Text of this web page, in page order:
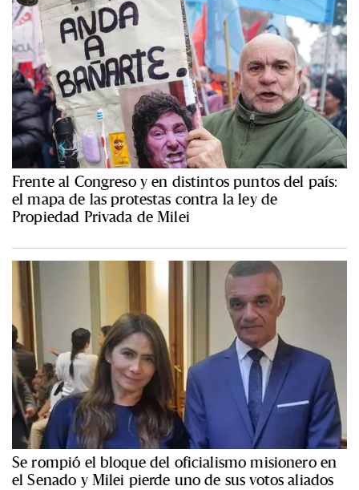
Frente al Congreso y en distintos puntos del país:
el mapa de las protestas contra la ley de
Propiedad Privada de Milei
Se rompió el bloque del oficialismo misionero en
el Senado y Milei pierde uno de sus votos aliados